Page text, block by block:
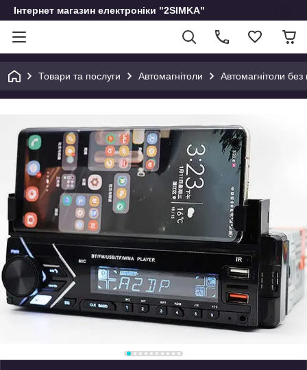
Інтернет магазин електроніки "2SIMKA"
Товари та послуги Автомагнітоли Автомагнітоли